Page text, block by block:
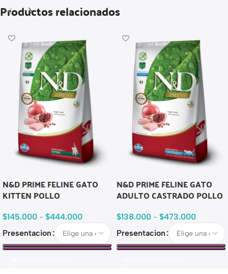
Productos relacionados
N&D PRIME FELINE GATO
KITTEN POLLO
$145.000 - $444.000
Presentacion
N&D PRIME FELINE GATO
ADULTO CASTRADO POLLO
$138.000 - $473.000
Presentacion